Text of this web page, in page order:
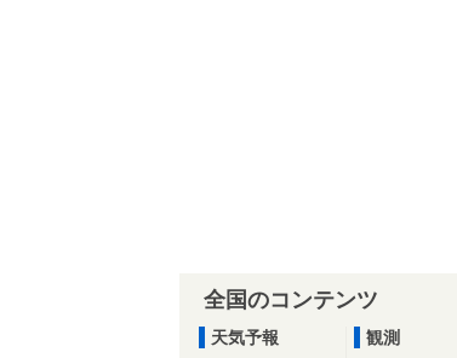
全国のコンテンツ
天気予報
観測